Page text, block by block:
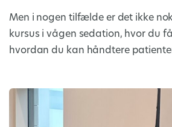
Men i nogen tilfælde er det ikke
kursus i vågen sedation, hvor du
hvordan du kan håndtere